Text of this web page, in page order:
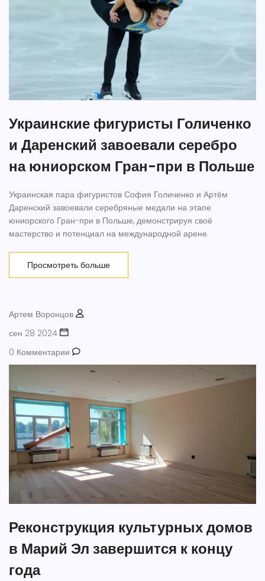
Украинские фигуристы Голиченко
и Даренский завоевали серебро
на юниорском Гран-при в Польше
Украинская пара фигуристов София Голиченко и Артём
Даренский завоевали серебряные медали на этапе
юниорского Гран-при в Польше, демонстрируя своё
мастерство и потенциал на международной арене.
Просмотреть больше
Артем Воронцов
сен 28 2024
0 Комментарии
Реконструкция культурных домов
в Марий Эл завершится к концу
года